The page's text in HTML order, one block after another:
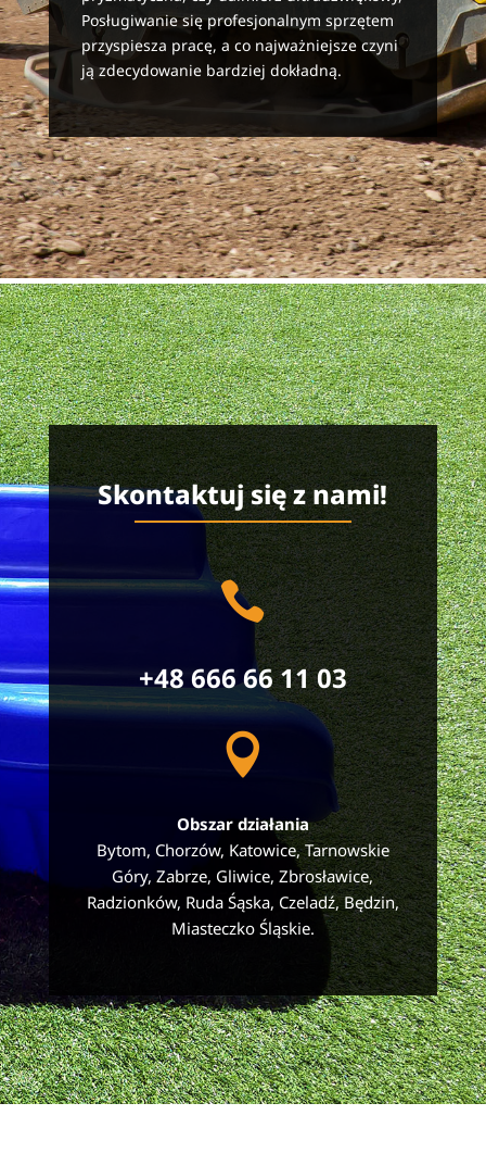
Posługiwanie się profesjonalnym sprzętem
przyspiesza pracę, a co najważniejsze czyni
ją zdecydowanie bardziej dokładną.
Skontaktuj się z nami!

+48 666 66 11 03

Obszar działania
Bytom, Chorzów, Katowice, Tarnowskie
Góry, Zabrze, Gliwice, Zbrosławice,
Radzionków, Ruda Śąska, Czeladź, Będzin,
Miasteczko Śląskie.